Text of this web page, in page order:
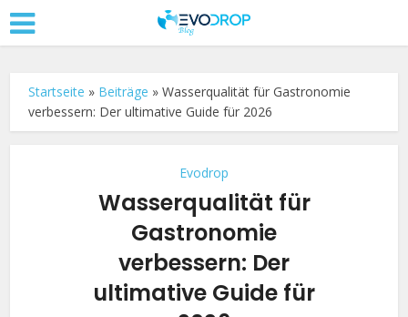
Startseite » Beiträge »Wasserqualität für Gastronomie
verbessern: Der ultimative Guide für 2026
Evodrop
Wasserqualität für
Gastronomie
verbessern: Der
ultimative Guide für